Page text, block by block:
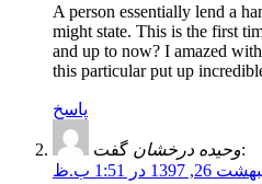
A person essentially lend a
might state. This is the first
and up to now? I amazed
this particular put up
پاسخ
وحیده درخشانگفت:
1397 در 1:51 ب.ظ